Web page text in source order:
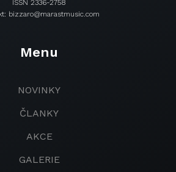
ISSN 2336-2758
bizzaro@marastmusic.com
Menu
NOVINKY
ČLANKY
AKCE
GALERIE